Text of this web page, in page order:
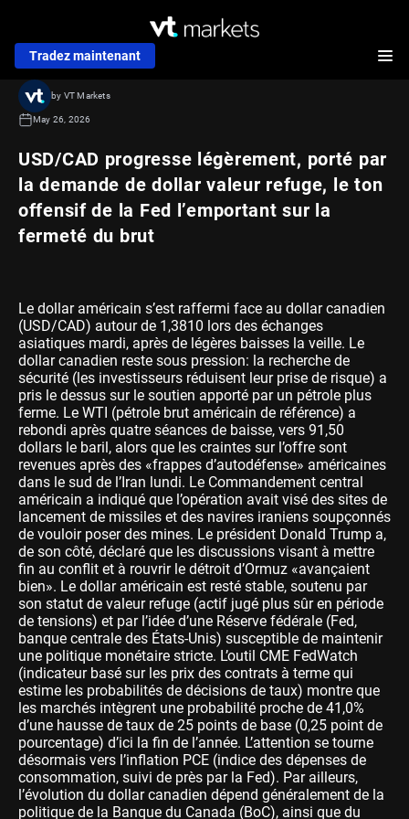
Tradez maintenant
USD/CAD progresse légèrement, porté par
la demande de dollar valeur refuge, le ton
offensif de la Fed l’emportant sur la
fermeté du brut
by VT Markets
May 26, 2026
Le dollar américain s’est raffermi face au dollar canadien
(USD/CAD) autour de 1,3810 lors des échanges
asiatiques mardi, après de légères baisses la veille. Le
dollar canadien reste sous pression: la recherche de
sécurité (les investisseurs réduisent leur prise de risque) a
pris le dessus sur le soutien apporté par un pétrole plus
ferme. Le WTI (pétrole brut américain de référence) a
rebondi après quatre séances de baisse, vers 91,50
dollars le baril, alors que les craintes sur l’offre sont
revenues après des «frappes d’autodéfense» américaines
dans le sud de l’Iran lundi. Le Commandement central
américain a indiqué que l’opération avait visé des sites de
lancement de missiles et des navires iraniens soupçonnés
de vouloir poser des mines. Le président Donald Trump a,
de son côté, déclaré que les discussions visant à mettre
fin au conflit et à rouvrir le détroit d’Ormuz «avançaient
bien». Le dollar américain est resté stable, soutenu par
son statut de valeur refuge (actif jugé plus sûr en période
de tensions) et par l’idée d’une Réserve fédérale (Fed,
banque centrale des États-Unis) susceptible de maintenir
une politique monétaire stricte. L’outil CME FedWatch
(indicateur basé sur les prix des contrats à terme qui
estime les probabilités de décisions de taux) montre que
les marchés intègrent une probabilité proche de 41,0%
d’une hausse de taux de 25 points de base (0,25 point de
pourcentage) d’ici la fin de l’année. L’attention se tourne
désormais vers l’inflation PCE (indice des dépenses de
consommation, suivi de près par la Fed). Par ailleurs,
l’évolution du dollar canadien dépend généralement de la
politique de la Banque du Canada (BoC), ainsi que du